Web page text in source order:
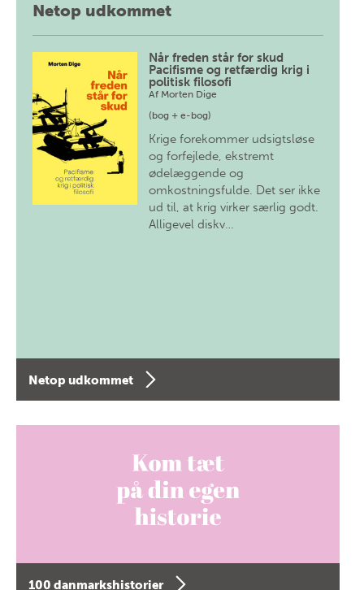
Netop udkommet
Når freden står for skud
Pacifisme og retfærdig krig i
politisk filosofi
Af Morten Dige
(bog + e-bog)
Krige forekommer udsigtsløse
og forfejlede, ekstremt
ødelæggende og
omkostningsfulde. Det ser ikke
ud til, at krig virker særlig godt.
Alligevel diskv…
Netop udkommet
100 danmarkshistorier